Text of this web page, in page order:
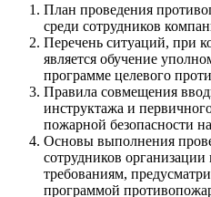
План проведения
среди сотрудников
Перечень ситуаций, при
является обучение
программе целевого
Правила совмещения
инструктажа и
пожарной безопасности
Основы выполнения
сотрудников
требованиям,
программой